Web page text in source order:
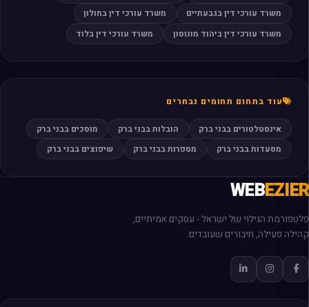
משרד עורכי דין בגבעתיים
משרד עורכי דין בחולון
משרד עורכי דין ביהוד מונוסון
משרד עורכי דין בלוד
עוד בתחום תחומים נבחרים
אינסטלטורים בבני ברק הובלות בבני ברק
מוסכים בבני ברק
מסעדות בבני ברק
מספרות בבני ברק שיפוצים בבני ברק
WEBEZIER
פלטפורמת הגילוי של ישראל - עסקים אמיתיים,
קהילה פעילה, חיבורים שעובדים.